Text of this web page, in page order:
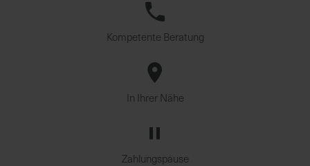
Kompetente Beratung
In Ihrer Nähe
Zahlungspause